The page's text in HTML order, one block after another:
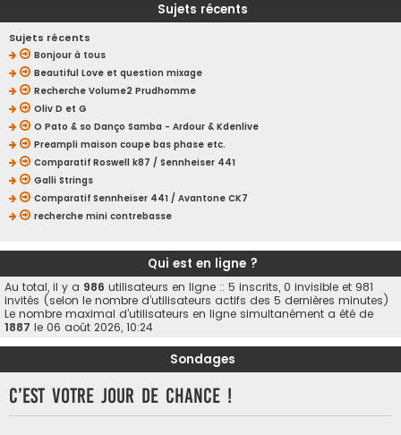
Sujets récents
Sujets récents
Bonjour à tous
Beautiful Love et question mixage
Recherche Volume2 Prudhomme
Oliv D et G
O Pato & so Danço Samba - Ardour & Kdenlive
Preampli maison coupe bas phase etc.
Comparatif Roswell k87 / Sennheiser 441
Galli Strings
Comparatif Sennheiser 441 / Avantone CK7
recherche mini contrebasse
Qui est en ligne ?
Au total, il y a 986 utilisateurs en ligne :: 5 inscrits, 0 invisible et 981
invités (selon le nombre d’utilisateurs actifs des 5 dernières minutes)
Le nombre maximal d’utilisateurs en ligne simultanément a été de
1887 le 06 août 2026, 10:24
Sondages
C’est votre jour de chance !